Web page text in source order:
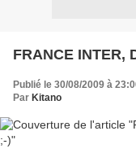
FRANCE INTER,
Publié le 30/08/2009 à
Par Kitano